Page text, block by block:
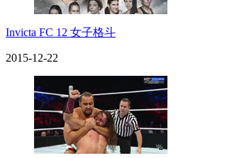
Invicta FC 12 女子格斗
2015-12-22